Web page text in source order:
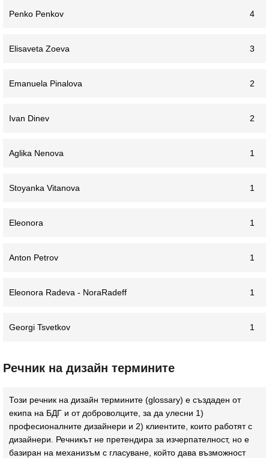
Penko Penkov 4
Elisaveta Zoeva 3
Emanuela Pinalova 2
Ivan Dinev 2
Aglika Nenova 1
Stoyanka Vitanova 1
Eleonora 1
Anton Petrov 1
Eleonora Radeva - NoraRadeff 1
Georgi Tsvetkov 1
Речник на дизайн термините
Този речник на дизайн термините (glossary) e създаден от
екипа на БДГ и от доброволците, за да улесни 1)
професионалните дизайнери и 2) клиентите, които работят с
дизайнери. Речникът не претендира за изчерпателност, но е
базиран на механизъм с гласуване, който дава възможност